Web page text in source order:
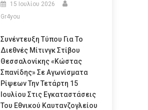
15 Ιουλίου 2026
Gr4you
Συνέντευξη Τύπου Για Το
Διεθνές Μίτινγκ Στίβου
Θεσσαλονίκης «Κώστας
Σπανίδης» Σε Αγωνίσματα
Ρίψεων Την Τετάρτη 15
Ιουλίου Στις Εγκαταστάσεις
Του Εθνικού Καυτανζογλείου